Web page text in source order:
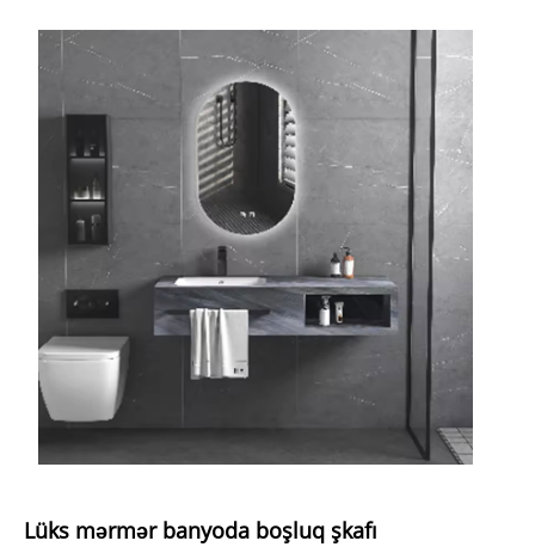
Lüks mərmər banyoda boşluq şkafı